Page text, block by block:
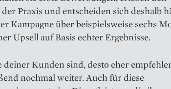
Praxis und entscheiden sich deshalb
Kampagne über beispielsweise sechs
Upsell auf Basis echter Ergebnisse.
deiner Kunden sind, desto eher
nochmal weiter. Auch für diese